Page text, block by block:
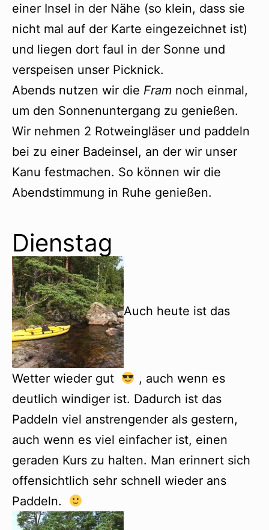
einer Insel in der Nähe (so klein, dass sie
nicht mal auf der Karte eingezeichnet ist)
und liegen dort faul in der Sonne und
verspeisen unser Picknick.
Abends nutzen wir die Fram noch einmal,
um den Sonnenuntergang zu genießen.
Wir nehmen 2 Rotweingläser und paddeln
bei zu einer Badeinsel, an der wir unser
Kanu festmachen. So können wir die
Abendstimmung in Ruhe genießen.
Dienstag
Auch heute ist das
Wetter wieder gut
, auch wenn es
deutlich windiger ist. Dadurch ist das
Paddeln viel anstrengender als gestern,
auch wenn es viel einfacher ist, einen
geraden Kurs zu halten. Man erinnert sich
offensichtlich sehr schnell wieder ans
Paddeln.